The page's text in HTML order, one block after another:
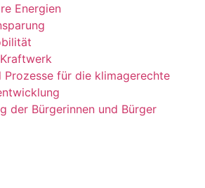
Energien
Prozesse für die klimagerechte
der Bürgerinnen und Bürger